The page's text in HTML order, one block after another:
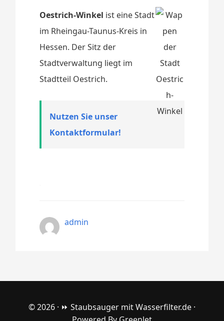
Oestrich-Winkel ist eine Stadt
im Rheingau-Taunus-Kreis in
Hessen. Der Sitz der
Stadtverwaltung liegt im
Stadtteil Oestrich.
Nutzen Sie unser
Kontaktformular!
admin
© 2026 · ⏩ Staubsauger mit Wasserfilter.de ·